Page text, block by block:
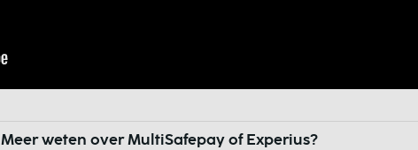
Meer weten over MultiSafepay of Experius?